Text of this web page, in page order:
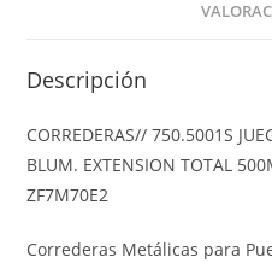
Descripción
CORREDERAS// 750.5001S
BLUM. EXTENSION TOTAL
ZF7M70E2
Correderas Metálicas para